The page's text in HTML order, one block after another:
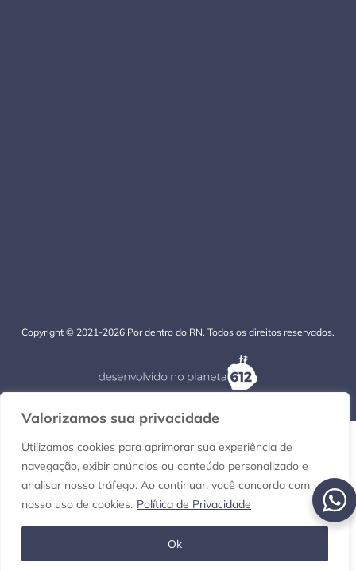
Valorizamos sua privacidade
Utilizamos cookies para aprimorar sua experiência de
navegação, exibir anúncios ou conteúdo personalizado e
analisar nosso tráfego. Ao continuar, você concorda com
nosso uso de cookies. Política de Privacidade
Ok
Copyright © 2021-2026 Por dentro do RN. Todos os direitos reservados.